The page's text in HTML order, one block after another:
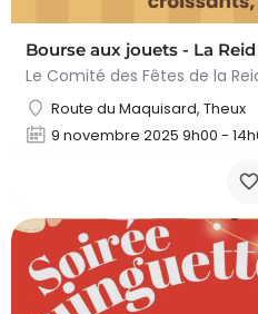
Bourse aux jouets - La
Route du Maquisard, Theux
9 novembre 2025 9h00 -